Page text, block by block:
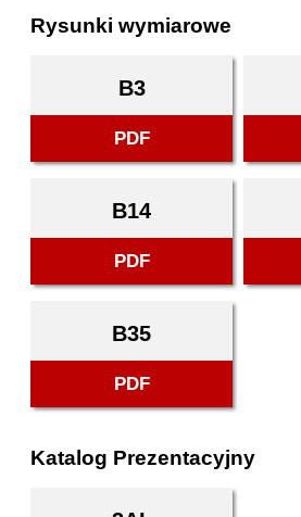
Rysunki wymiarowe
B3
PDF
B14
PDF
B35
PDF
Katalog Prezentacyjny